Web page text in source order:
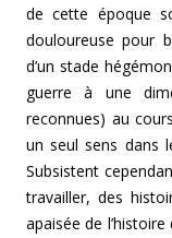
de cette époque
douloureuse pour
d’un stade
guerre à une
reconnues) au
un seul sens dans
Subsistent
travailler, des
apaisée de